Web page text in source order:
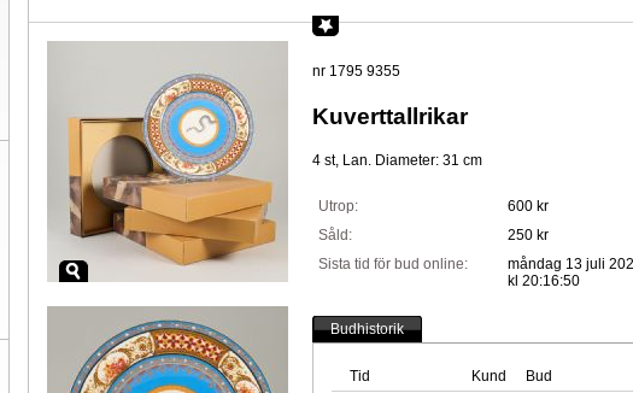
nr 1795 9355
Kuverttallrikar
4 st, Lan. Diameter: 31 cm
Utrop:
600 kr
Såld:
250 kr
Sista tid för bud online:
måndag 13 juli
kl 20:16:50
Budhistorik
Tid Kund Bud